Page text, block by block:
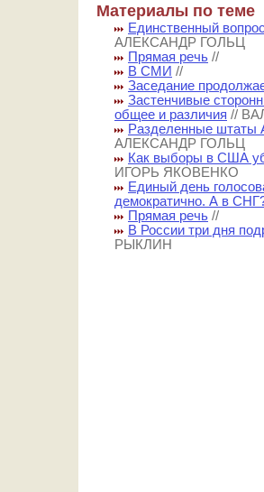
Материалы по теме
Единственный
АЛЕКСАНДР ГОЛЬЦ
Прямая речь //
В СМИ //
Заседание
Застенчивые
общее и различия //
Разделенные штаты
АЛЕКСАНДР ГОЛЬЦ
Как выборы в США
ИГОРЬ ЯКОВЕНКО
Единый день
демократично. А в
Прямая речь //
В России три дня
РЫКЛИН